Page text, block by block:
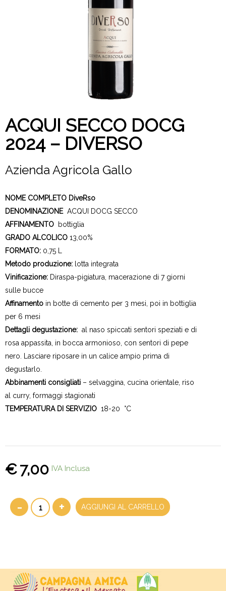
ACQUI SECCO DOCG
2024 – DIVERSO
Azienda Agricola Gallo
NOME COMPLETO DiveRso
DENOMINAZIONE ACQUI DOCG SECCO
AFFINAMENTO bottiglia
GRADO ALCOLICO 13,00%
FORMATO: 0,75 L
Metodo produzione: lotta integrata
Vinificazione: Diraspa-pigiatura, macerazione di 7 giorni
sulle bucce
Affinamento in botte di cemento per 3 mesi, poi in bottiglia
per 6 mesi
Dettagli degustazione: al naso spiccati sentori speziati e di
rosa appassita, in bocca armonioso, con sentori di pepe
nero. Lasciare riposare in un calice ampio prima di
degustarlo.
Abbinamenti consigliati – selvaggina, cucina orientale, riso
al curry, formaggi stagionati
TEMPERATURA DI SERVIZIO 18-20 °C
7,00
€ IVA Inclusa
- + AGGIUNGI AL CARRELLO